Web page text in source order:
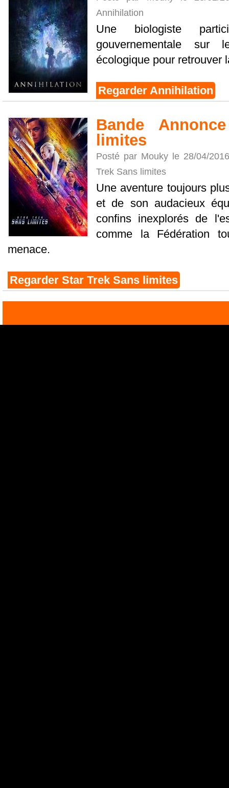
Annihilation
Une biologiste
gouvernementale sur
écologique pour retrouver
Regarder Annihilation
Bande
limites
Posté par Mouky le 28/04/
Trek Sans limites
Une aventure toujours
et de son audacieux
confins inexplorés de
comme la Fédération
menace.
Regarder Star Trek Sans limites